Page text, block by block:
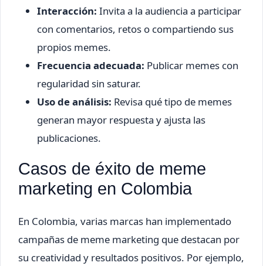
Interacción: Invita a la audiencia a participar
con comentarios, retos o compartiendo sus
propios memes.
Frecuencia adecuada: Publicar memes con
regularidad sin saturar.
Uso de análisis: Revisa qué tipo de memes
generan mayor respuesta y ajusta las
publicaciones.
Casos de éxito de meme
marketing en Colombia
En Colombia, varias marcas han implementado
campañas de meme marketing que destacan por
su creatividad y resultados positivos. Por ejemplo,